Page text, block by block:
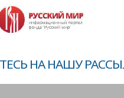
НА НАШУ